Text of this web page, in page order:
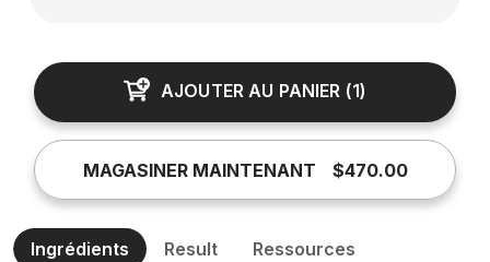
AJOUTER AU PANIER (1)
MAGASINER MAINTENANT $470.00
Ingrédients Result Ressources